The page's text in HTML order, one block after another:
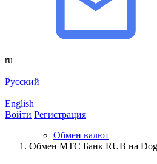
ru
Русский
English
Войти Регистрация
Обмен валют
Обмен МТС Банк RUB на